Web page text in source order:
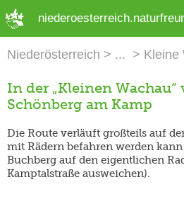
Niederösterreich Kleine
In der „Kleinen Wachau“
Schönberg am Kamp
Die Route verläuft großteils auf
mit Rädern befahren werden
Buchberg auf den eigentlichen
Kamptalstraße ausweichen).